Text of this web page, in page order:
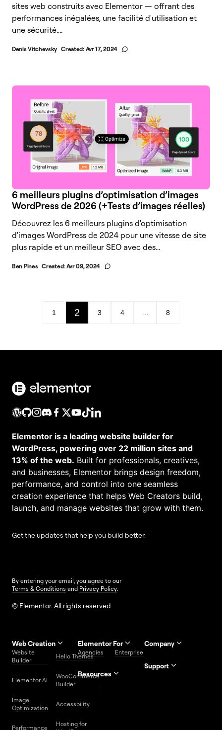
sites web construits avec Elementor — offrant des
performances inégalées, une facilité d'utilisation et
une sécurité....
Denis Vitchevsky Created: Avr 17, 2024
6 meilleurs plugins d’optimisation d’images
WordPress de 2026 (+Tests d’images réelles)
Découvrez les 6 meilleurs plugins d'optimisation
d'images WordPress de 2024 pour une vitesse de site
plus rapide et un meilleur SEO avec des...
Ben Pines Created: Avr 09, 2024
1 2 3 4 … 8
Elementor is a leading website builder for
WordPress, powering over 22 million sites and
13% of the web. Built for professionals, creatives,
and businesses, Elementor brings design freedom,
performance, and control into one seamless
creation experience that helps Web Creators build,
launch, and manage websites that grow with them.
Get the updates that help you build better.
By entering your email, you agree to our
Terms & Conditions and Privacy Policy.
© Elementor. All rights reserved
Web Creation
Website
Builder
Hello Themes
Elementor AI
WooCommerce
Builder
Image
Optimization
Accessbility
Performance
Hosting for
Elementor For
Agencies Enterprise
Resources
Website
Free
Company
Support